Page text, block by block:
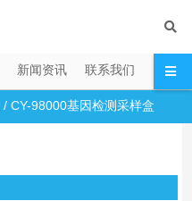
新闻资讯 联系我们
/CY-98000基因检测采样盒